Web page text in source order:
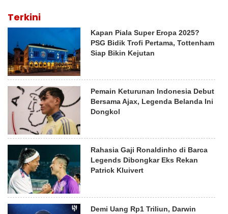
Terkini
Kapan Piala Super Eropa 2025?
PSG Bidik Trofi Pertama, Tottenham
Siap Bikin Kejutan
Pemain Keturunan Indonesia Debut
Bersama Ajax, Legenda Belanda Ini
Dongkol
Rahasia Gaji Ronaldinho di Barca
Legends Dibongkar Eks Rekan
Patrick Kluivert
Demi Uang Rp1 Triliun, Darwin